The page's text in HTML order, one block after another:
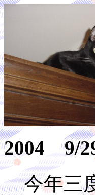
2004 9/
今年三度